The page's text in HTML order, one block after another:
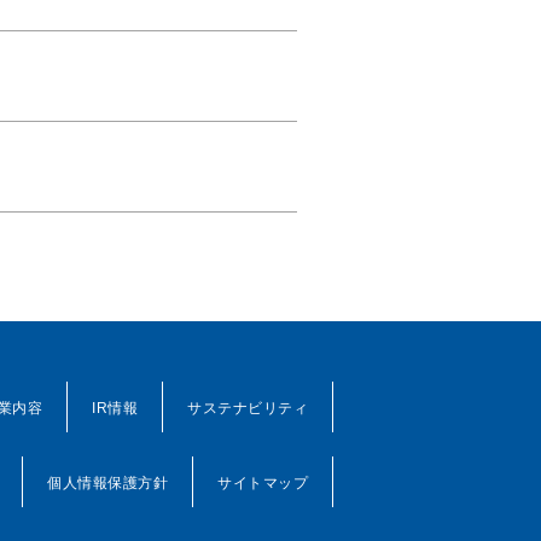
内容 IR情報 サステナビリティ
個人情報保護方針 サイトマップ